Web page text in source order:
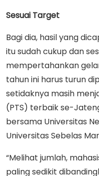
Sesuai Target
Bagi dia, hasil yang
itu sudah cukup dan
mempertahankan
tahun ini harus turun
setidaknya masih
(PTS) terbaik se-
bersama Universitas
Universitas Sebelas
“Melihat jumlah,
paling sedikit